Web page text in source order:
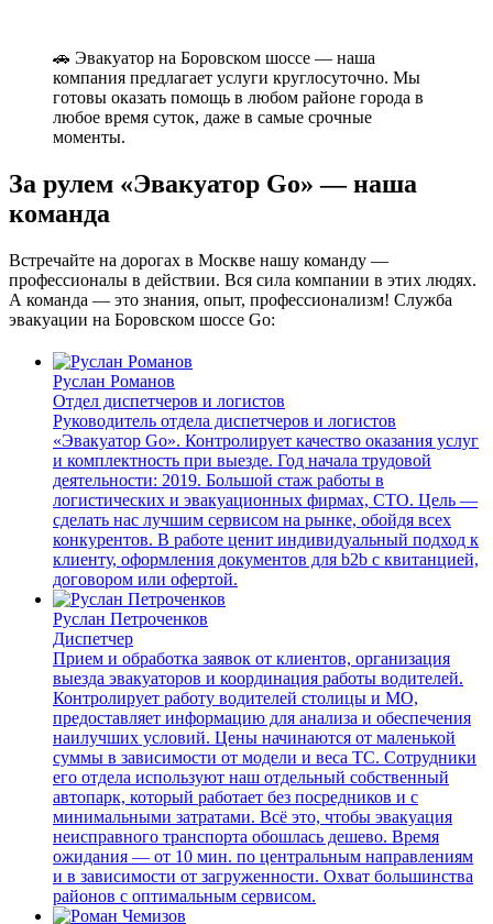
🚗 Эвакуатор на Боровском шоссе — наша
компания предлагает услуги круглосуточно. Мы
готовы оказать помощь в любом районе города в
любое время суток, даже в самые срочные
моменты.
За рулем «Эвакуатор Go» — наша
команда
Встречайте на дорогах в Москве нашу команду —
профессионалы в действии. Вся сила компании в этих людях.
А команда — это знания, опыт, профессионализм! Служба
эвакуации на Боровском шоссе Go:
Руслан Романов
Отдел диспетчеров и логистов
Руководитель отдела диспетчеров и логистов
«Эвакуатор Go». Контролирует качество оказания услуг
и комплектность при выезде. Год начала трудовой
деятельности: 2019. Большой стаж работы в
логистических и эвакуационных фирмах, СТО. Цель —
сделать нас лучшим сервисом на рынке, обойдя всех
конкурентов. В работе ценит индивидуальный подход к
клиенту, оформления документов для b2b с квитанцией,
договором или офертой.
Руслан Петроченков
Диспетчер
Прием и обработка заявок от клиентов, организация
выезда эвакуаторов и координация работы водителей.
Контролирует работу водителей столицы и МО,
предоставляет информацию для анализа и обеспечения
наилучших условий. Цены начинаются от маленькой
суммы в зависимости от модели и веса ТС. Сотрудники
его отдела используют наш отдельный собственный
автопарк, который работает без посредников и с
минимальными затратами. Всё это, чтобы эвакуация
неисправного транспорта обошлась дешево. Время
ожидания — от 10 мин. по центральным направлениям
и в зависимости от загруженности. Охват большинства
районов с оптимальным сервисом.